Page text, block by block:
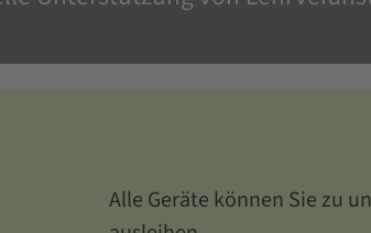
Alle Geräte können Sie zu